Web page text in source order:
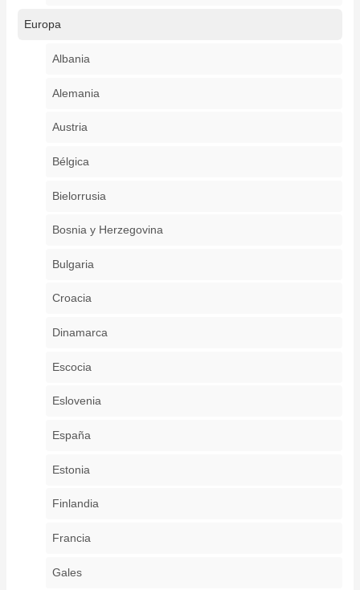
Europa
Albania
Alemania
Austria
Bélgica
Bielorrusia
Bosnia y Herzegovina
Bulgaria
Croacia
Dinamarca
Escocia
Eslovenia
España
Estonia
Finlandia
Francia
Gales